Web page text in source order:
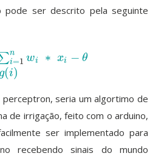
pode ser descrito pela seguinte
n
i=1 wi ∗ xi − θ
g(i)
1nw ∗x =g
perceptron, seria um algortimo de
de irrigação, feito com o arduino,
ser implementado para
recebendo sinais do mundo